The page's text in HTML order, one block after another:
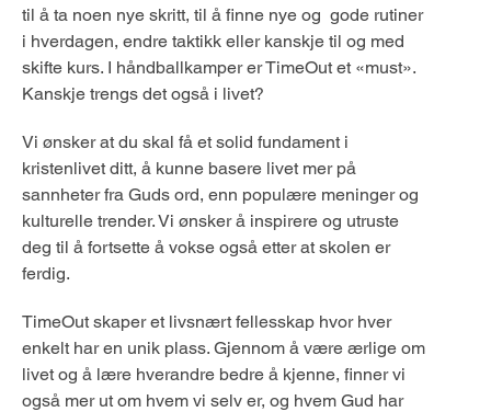
til å ta noen nye skritt, til å finne nye og gode rutiner
i hverdagen, endre taktikk eller kanskje til og med
skifte kurs. I håndballkamper er TimeOut et «must».
Kanskje trengs det også i livet?
Vi ønsker at du skal få et solid fundament i
kristenlivet ditt, å kunne basere livet mer på
sannheter fra Guds ord, enn populære meninger og
kulturelle trender. Vi ønsker å inspirere og utruste
deg til å fortsette å vokse også etter at skolen er
ferdig.
TimeOut skaper et livsnært fellesskap hvor hver
enkelt har en unik plass. Gjennom å være ærlige om
livet og å lære hverandre bedre å kjenne, finner vi
også mer ut om hvem vi selv er, og hvem Gud har